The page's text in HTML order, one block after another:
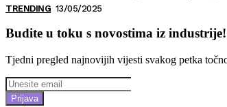
TRENDING 13/05/2025
Budite u toku s novostima iz industrije!
Tjedni pregled najnovijih vijesti svakog petka
Prijava